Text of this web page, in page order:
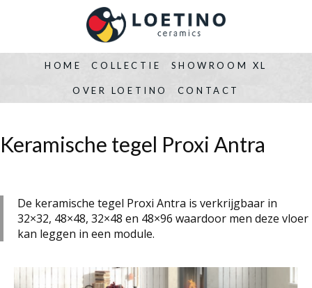
HOME COLLECTIE SHOWROOM XL
OVER LOETINO CONTACT
Keramische tegel Proxi Antra
De keramische tegel Proxi Antra is verkrijgbaar in
32×32, 48×48, 32×48 en 48×96 waardoor men deze vloer
kan leggen in een module.